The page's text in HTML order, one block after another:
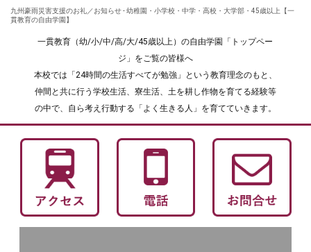
九州豪雨災害支援のお礼／お知らせ - 幼稚園・小学校・中学・高校・大学部・45歳以上【一
貫教育の自由学園】
一貫教育（幼/小/中/高/大/45歳以上）の自由学園「トップペー
ジ」をご覧の皆様へ
本校では「24時間の生活すべてが勉強」という教育理念のもと、
仲間と共に行う学校生活、寮生活、土を耕し作物を育てる経験等
の中で、自ら考え行動する「よく生きる人」を育てていきます。